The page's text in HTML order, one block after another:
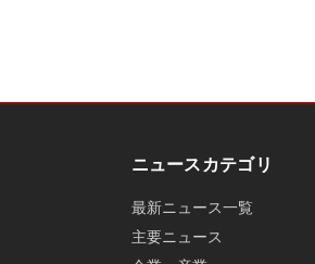
ニュースカテゴリ
最新ニュース一覧
主要ニュース